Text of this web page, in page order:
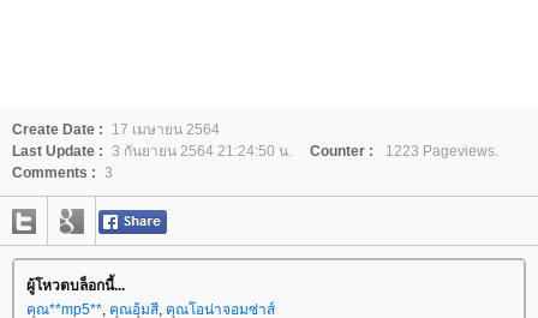
Create Date :
17 เมษายน 2564
Last Update : 3 กันยายน 2564 21:24:50 น. Counter :
1223 Pageviews.
Comments : 3
ผู้โหวตบล็อกนี้...
คุณ**mp5**, คุณอุ้มสี, คุณโอน่าจอมซ่าส์